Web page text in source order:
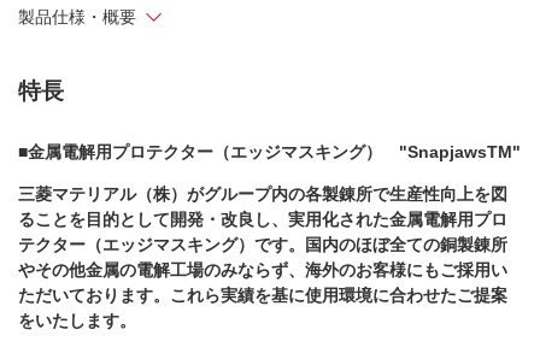
製品仕様・概要
特長
■金属電解用プロテクター（エッジマスキング） "SnapjawsTM"
三菱マテリアル（株）がグループ内の各製錬所で生産性向上を図
ることを目的として開発・改良し、実用化された金属電解用プロ
テクター（エッジマスキング）です。国内のほぼ全ての銅製錬所
やその他金属の電解工場のみならず、海外のお客様にもご採用い
ただいております。これら実績を基に使用環境に合わせたご提案
をいたします。